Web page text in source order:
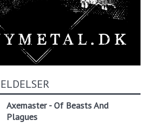
Axemaster - Of Beasts And
Plagues